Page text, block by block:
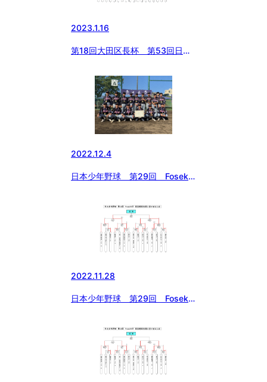
2023.1.16
第18回大田区長杯 第53回日本
支部予選 組み合わせ
2022.12.4
日本少年野球 第29回 Fosekift
会 決勝の結果
2022.11.28
日本少年野球 第29回 Fosekift
会 準決勝の結果